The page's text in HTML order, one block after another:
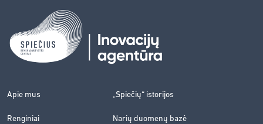
Apie mus „Spiečių“ istorijos
Renginiai Narių duomenų bazė